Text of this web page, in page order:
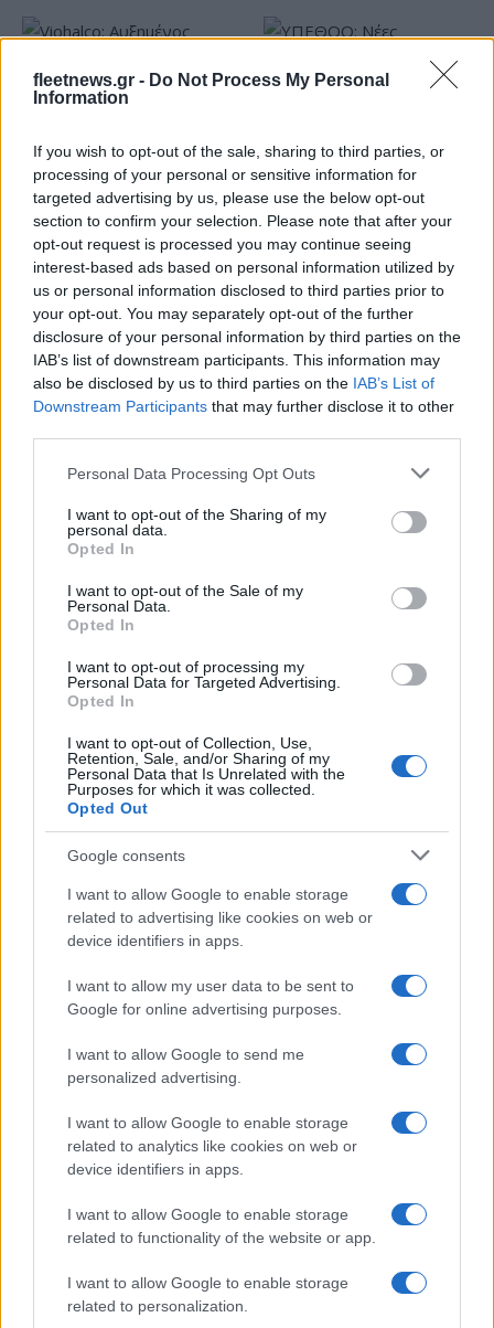
fleetnews.gr - Do Not Process My Personal
Information
If you wish to opt-out of the sale, sharing to third parties, or
processing of your personal or sensitive information for
targeted advertising by us, please use the below opt-out
section to confirm your selection. Please note that after your
opt-out request is processed you may continue seeing
interest-based ads based on personal information utilized by
us or personal information disclosed to third parties prior to
your opt-out. You may separately opt-out of the further
disclosure of your personal information by third parties on the
IAB’s list of downstream participants. This information may
also be disclosed by us to third parties on the IAB’s List of
Downstream Participants that may further disclose it to other
Please note that this website/app uses one or more Google
not limited to your visit or usage behaviour. You may click to
grant or deny consent to Google and its third-party tags to
use your data for below specified purposes in below Google
consent section.
Personal Data Processing Opt Outs
I want to opt-out of the Sharing of my
personal data.
Opted In
I want to opt-out of the Sale of my
Personal Data.
Opted In
I want to opt-out of processing my
Personal Data for Targeted Advertising.
Opted In
I want to opt-out of Collection, Use,
Retention, Sale, and/or Sharing of my
Personal Data that Is Unrelated with the
Purposes for which it was collected.
Opted Out
Google consents
I want to allow Google to enable storage
related to advertising like cookies on web or
device identifiers in apps.
I want to allow my user data to be sent to
Google for online advertising purposes.
I want to allow Google to send me
personalized advertising.
I want to allow Google to enable storage
related to analytics like cookies on web or
device identifiers in apps.
I want to allow Google to enable storage
related to functionality of the website or app.
I want to allow Google to enable storage
related to personalization.
Viohalco: Αυξημένος κατά
14% ο τζίρος στο α'
εξάμηνο, στα 4,3 δισ. ευρώ
– Στα 446 εκατ. ευρώ τα
EBITDA
1 δισ. ευρώ ως το 2028 για
την Ενέργεια
Η συμφωνία Arval-Athlon αναδιαμορφώνει την αγορά leasing
VW: Η δύσκολη εξίσωση
18η συνεχόμενη χρονιά για
τον ΟΤΕ στη διεθνή σειρά
Alpha Bank: Για πρώτη φορά το Αρχαίο Θέατρο Επιδαύρου
άνοιξε τις πύλες του σε όλους
ESG Report 2025: Πώς η ΑΒ Βασιλόπουλος μετατρέπει τη
βιωσιμότητα σε καθημερινή πράξη
ΕΤΙΚΕΤΕΣ Alphabet International BMW Group
Γερμανία
Ευρώπη
Χρηματοδοτικά μοντέλα
Προηγούμενο άρθρο
Η EVBox στη CES 2020 με την
Επόμενο άρθρο